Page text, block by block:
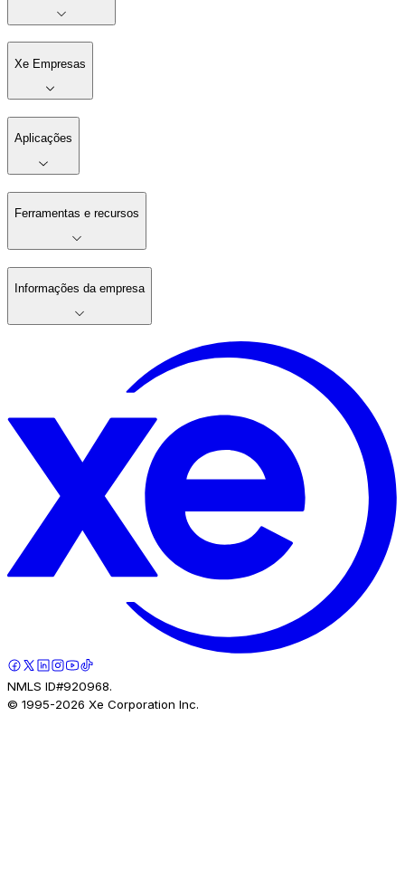
Xe Empresas
Aplicações
Ferramentas e recursos
Informações da empresa
NMLS ID#920968.
© 1995-2026 Xe Corporation Inc.